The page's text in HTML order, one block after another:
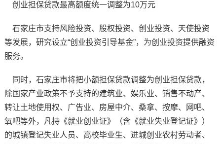
创业担保贷款最高额度统一调整为10万元
石家庄市支持风险投资、股权投资、创业投资、天使投资
等发展，研究设立“创业投资引导基金”，为创业投资提供融资
服务。
同时，石家庄市将把小额担保贷款调整为创业担保贷款，
除国家产业政策不予支持的建筑业、娱乐业、销售不动产、
转让土地使用权、广告业、房屋中介、桑拿、按摩、网吧、
氧吧等外，凡持《就业创业证》（含《就业失业登记证》）
的城镇登记失业人员、高校毕业生、进城创业农村劳动者、